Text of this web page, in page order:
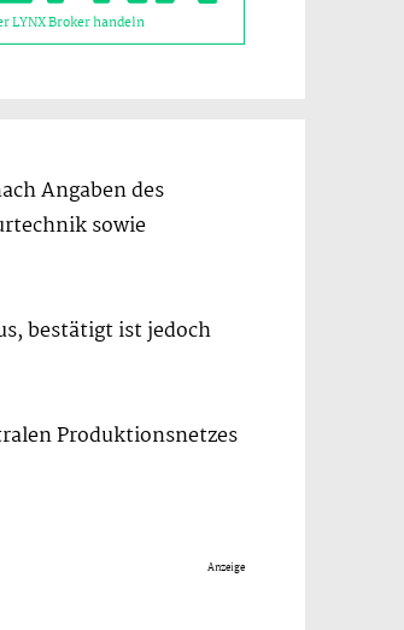
LYNX Broker handeln
Angaben des
sowie
bestätigt ist jedoch
Produktionsnetzes
Anzeige